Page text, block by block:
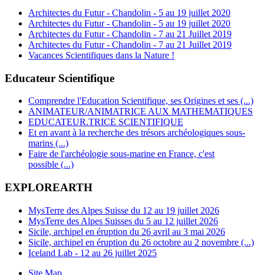
Architectes du Futur - Chandolin - 5 au 19 juillet 2020
Architectes du Futur - Chandolin - 5 au 19 juillet 2020
Architectes du Futur - Chandolin - 7 au 21 Juillet 2019
Architectes du Futur - Chandolin - 7 au 21 Juillet 2019
Vacances Scientifiques dans la Nature !
Educateur Scientifique
Comprendre l'Education Scientifique, ses Origines et ses (...)
ANIMATEUR/ANIMATRICE AUX MATHEMATIQUES
EDUCATEUR.TRICE SCIENTIFIQUE
Et en avant à la recherche des trésors archéologiques sous-
marins (...)
Faire de l'archéologie sous-marine en France, c'est
possible (...)
EXPLOREARTH
MysTerre des Alpes Suisse du 12 au 19 juillet 2026
MysTerre des Alpes Suisses du 5 au 12 juillet 2026
Sicile, archipel en éruption du 26 avril au 3 mai 2026
Sicile, archipel en éruption du 26 octobre au 2 novembre (...)
Iceland Lab - 12 au 26 juillet 2025
Site Map